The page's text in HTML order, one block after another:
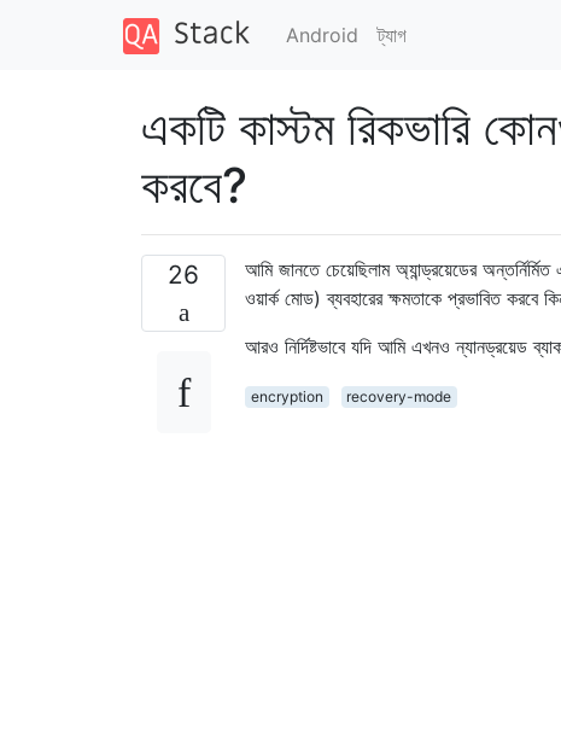
Android ট্যাগ
একটি কাস্টম রিকভারি
করবে?
26
আমি জানতে চেয়েছিলাম অ্যান্ড্রয়েডের
ওয়ার্ক মোড) ব্যবহারের ক্ষমতাকে প্রভাবিত করবে
আরও নির্দিষ্টভাবে যদি আমি এখনও ন্যানড্রয়েড
encryption recovery-mode